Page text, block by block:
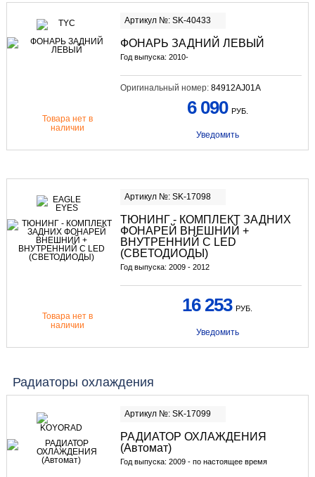
Артикул №: SK-40433
ФОНАРЬ ЗАДНИЙ ЛЕВЫЙ
Год выпуска: 2010-
Оригинальный номер: 84912AJ01A
Товара нет в
наличии
6 090 РУБ.
Уведомить
Артикул №: SK-17098
ТЮНИНГ- КОМПЛЕКТ ЗАДНИХ
ФОНАРЕЙ ВНЕШНИЙ +
ВНУТРЕННИЙ С LED
(СВЕТОДИОДЫ)
Год выпуска: 2009 - 2012
Товара нет в
наличии
16 253 РУБ.
Уведомить
Радиаторы охлаждения
Артикул №: SK-17099
РАДИАТОР ОХЛАЖДЕНИЯ
(Автомат)
Год выпуска: 2009 - по настоящее время